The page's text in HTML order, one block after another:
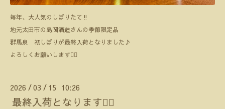
毎年、大人気のしぼりたて‼️
地元太田市の島岡酒造さんの季節限定品
群馬泉 初しぼりが最終入荷となりました♪
よろしくお願いします🙇‍♂️
2026 /03 / 15 10:26
最終入荷となります🙇‍♀️